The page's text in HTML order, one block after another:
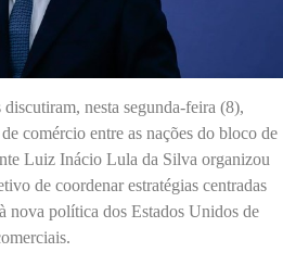
nesta segunda-feira (8),
comércio entre as nações do bloco de
Luiz Inácio Lula da Silva organizou
de coordenar estratégias centradas
nova política dos Estados Unidos de